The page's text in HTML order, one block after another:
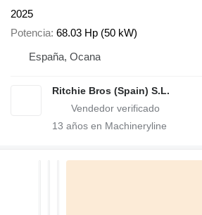
2025
Potencia 68.03 Hp (50 kW)
España, Ocana
Ritchie Bros (Spain) S.L.
13 años en Machineryline